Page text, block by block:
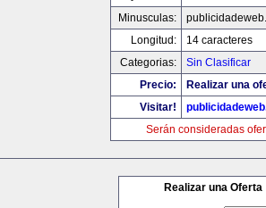
Minusculas:
Longitud:
14 caracteres
Categorias:
Sin Clasificar
Precio:
Realizar una
Visitar!
Serán consideradas
Realizar una Oferta